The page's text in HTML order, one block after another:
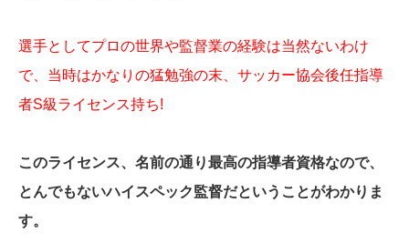
選手としてプロの世界や監督業の経験は当然ないわけ
で、当時はかなりの猛勉強の末、サッカー協会後任指導
者S級ライセンス持ち!
このライセンス、名前の通り最高の指導者資格なので、
とんでもないハイスペック監督だということがわかりま
す。